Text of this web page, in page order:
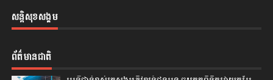
សន្តិសុខសង្គម
ព័ត៌មានជាតិ